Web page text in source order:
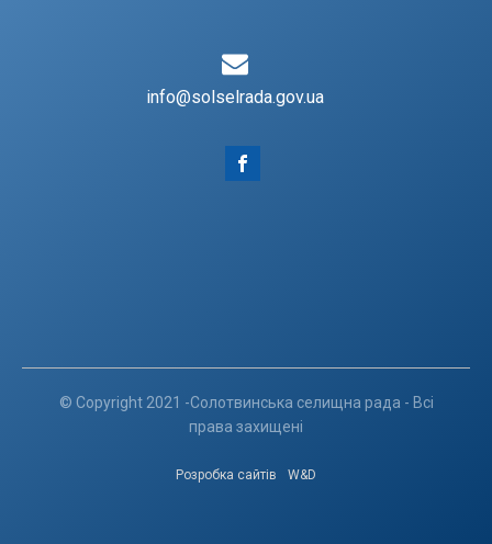
info@solselrada.gov.ua
© Copyright 2021 -Солотвинська селищна рада - Всі
права захищені
Розробка сайтів W&D